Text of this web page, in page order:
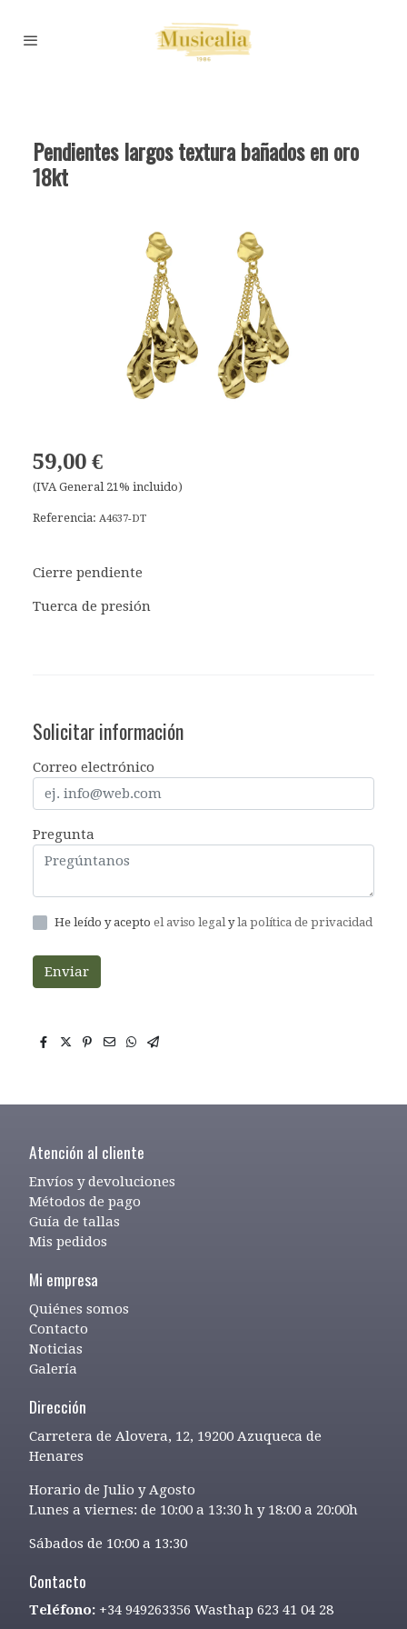
Pendientes largos textura bañados en oro
18kt
59,00 €
(IVA General 21% incluido)
Referencia: A4637-DT
Cierre pendiente
Tuerca de presión
Solicitar información
Correo electrónico
Pregunta
He leído y acepto el aviso legal yla política de privacidad
Enviar
Atención al cliente
Envíos y devoluciones
Métodos de pago
Guía de tallas
Mis pedidos
Mi empresa
Quiénes somos
Contacto
Noticias
Galería
Dirección
Carretera de Alovera, 12, 19200 Azuqueca de
Henares
Horario de Julio y Agosto
Lunes a viernes: de 10:00 a 13:30 h y 18:00 a 20:00h
Sábados de 10:00 a 13:30
Contacto
Teléfono: +34 949263356 Wasthap 623 41 04 28